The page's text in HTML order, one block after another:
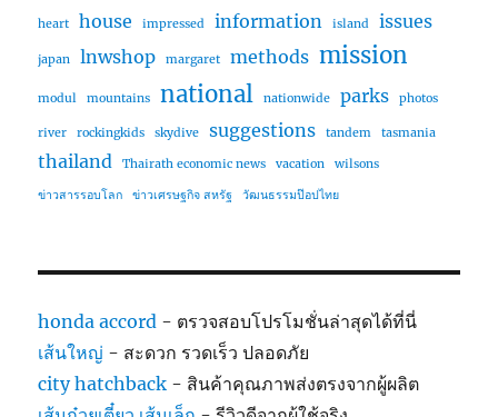
heart house impressed information island issues
japan lnwshop margaret methods mission
modul mountains national nationwide parks photos
river rockingkids skydive suggestions tandem tasmania
thailand Thairath economic news vacation wilsons
ข่าวสารรอบโลก ข่าวเศรษฐกิจ สหรัฐ วัฒนธรรมป๊อปไทย
honda accord - ตรวจสอบโปรโมชั่นล่าสุดได้ที่นี่
เส้นใหญ่ - สะดวก รวดเร็ว ปลอดภัย
city hatchback - สินค้าคุณภาพส่งตรงจากผู้ผลิต